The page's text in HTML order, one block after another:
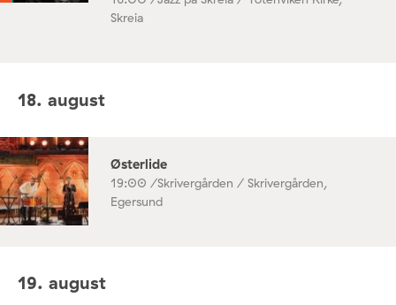
Skreia
18. august
Østerlide
19:00 /Skrivergården / Skrivergården,
Egersund
19. august